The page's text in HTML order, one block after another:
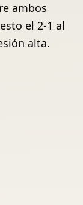
ambos
el 2-1 al
alta.